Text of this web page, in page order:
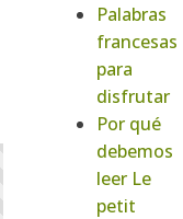
Palabras
francesas
para
disfrutar
Por qué
debemos
leer Le
petit